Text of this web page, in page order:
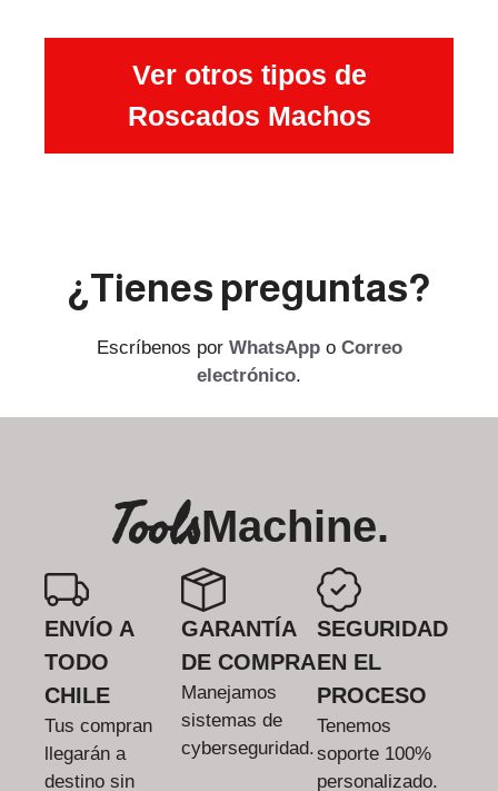
Ver otros tipos de
Roscados Machos
¿Tienes preguntas?
Escríbenos por WhatsAppo Correo
electrónico.
ToolsMachine.
ENVÍO A
TODO
CHILE
Tus compran
llegarán a
destino sin
GARANTÍA
DE COMPRA
Manejamos
sistemas de
cyberseguridad.
SEGURIDAD
EN EL
PROCESO
Tenemos
soporte 100%
personalizado.